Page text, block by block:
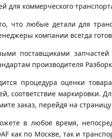
для коммерческого
что любые детали для
компании всегда
поставщиками запчастей
производителя
процедура оценки
соответствие маркировки.
заказ, перейдя на
в любое время,
как по Москве, так и